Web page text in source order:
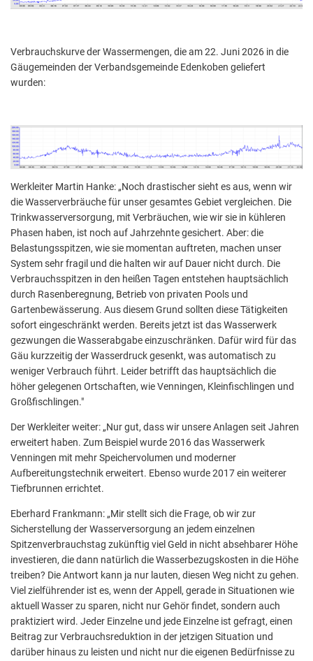
Verbrauchskurve der Wassermengen, die am 22. Juni 2026 in die
Gäugemeinden der Verbandsgemeinde Edenkoben geliefert
wurden:
Werkleiter Martin Hanke: „Noch drastischer sieht es aus, wenn wir
die Wasserverbräuche für unser gesamtes Gebiet vergleichen. Die
Trinkwasserversorgung, mit Verbräuchen, wie wir sie in kühleren
Phasen haben, ist noch auf Jahrzehnte gesichert. Aber: die
Belastungsspitzen, wie sie momentan auftreten, machen unser
System sehr fragil und die halten wir auf Dauer nicht durch. Die
Verbrauchsspitzen in den heißen Tagen entstehen hauptsächlich
durch Rasenberegnung, Betrieb von privaten Pools und
Gartenbewässerung. Aus diesem Grund sollten diese Tätigkeiten
sofort eingeschränkt werden. Bereits jetzt ist das Wasserwerk
gezwungen die Wasserabgabe einzuschränken. Dafür wird für das
Gäu kurzzeitig der Wasserdruck gesenkt, was automatisch zu
weniger Verbrauch führt. Leider betrifft das hauptsächlich die
höher gelegenen Ortschaften, wie Venningen, Kleinfischlingen und
Großfischlingen."
Der Werkleiter weiter: „Nur gut, dass wir unsere Anlagen seit Jahren
erweitert haben. Zum Beispiel wurde 2016 das Wasserwerk
Venningen mit mehr Speichervolumen und moderner
Aufbereitungstechnik erweitert. Ebenso wurde 2017 ein weiterer
Tiefbrunnen errichtet.
Eberhard Frankmann: „Mir stellt sich die Frage, ob wir zur
Sicherstellung der Wasserversorgung an jedem einzelnen
Spitzenverbrauchstag zukünftig viel Geld in nicht absehbarer Höhe
investieren, die dann natürlich die Wasserbezugskosten in die Höhe
treiben? Die Antwort kann ja nur lauten, diesen Weg nicht zu gehen.
Viel zielführender ist es, wenn der Appell, gerade in Situationen wie
aktuell Wasser zu sparen, nicht nur Gehör findet, sondern auch
praktiziert wird. Jeder Einzelne und jede Einzelne ist gefragt, einen
Beitrag zur Verbrauchsreduktion in der jetzigen Situation und
darüber hinaus zu leisten und nicht nur die eigenen Bedürfnisse zu